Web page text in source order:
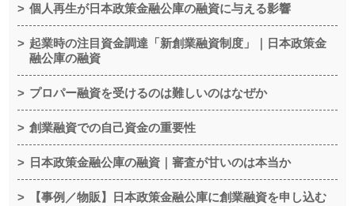
個人再生が日本政策金融公庫の融資に与える影響
起業時の注目資金調達「新創業融資制度」｜日本政策金
融公庫の融資
プロパー融資を受けるのは難しいのはなぜか
創業融資での自己資金の重要性
日本政策金融公庫の融資｜審査が甘いのは本当か
【事例／物販】日本政策金融公庫に創業融資を申し込む